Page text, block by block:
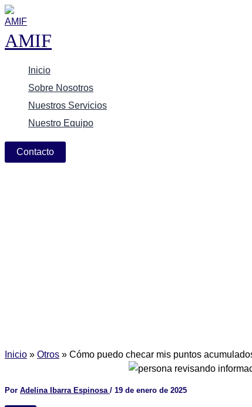
Ir
al
contenido
AMIF
Inicio
Sobre Nosotros
Nuestros Servicios
Nuestro Equipo
Contacto
Inicio » Otros » Cómo puedo checar mis puntos
Por Adelina Ibarra Espinosa / 19 de enero de 2025